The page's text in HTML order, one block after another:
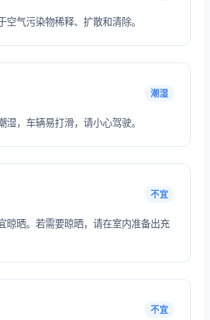
空气污染物稀释、扩散和清除。
潮湿
湿，车辆易打滑，请小心驾驶。
不宜
晾晒。若需要晾晒，请在室内准备出充
不宜